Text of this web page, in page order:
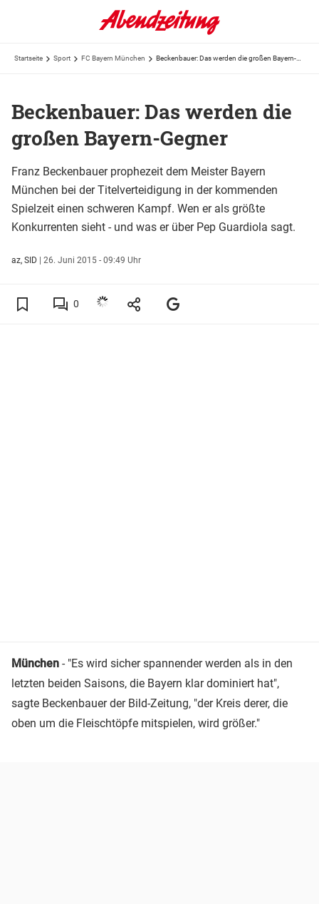
Startseite Sport FC Bayern München
Beckenbauer: Das werden die
großen Bayern-Gegner
Franz Beckenbauer prophezeit dem Meister Bayern
München bei der Titelverteidigung in der kommenden
Spielzeit einen schweren Kampf. Wen er als größte
Konkurrenten sieht - und was er über Pep Guardiola sagt.
az, SID | 26. Juni 2015 - 09:49 Uhr
0
München - "Es wird sicher spannender werden als in den
letzten beiden Saisons, die Bayern klar dominiert hat",
sagte Beckenbauer der Bild-Zeitung, "der Kreis derer, die
oben um die Fleischtöpfe mitspielen, wird größer."